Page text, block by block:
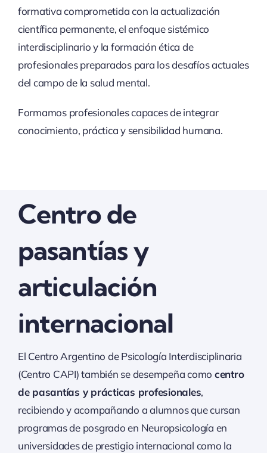
formativa comprometida con la actualización
científica permanente, el enfoque sistémico
interdisciplinario y la formación ética de
profesionales preparados para los desafíos actuales
del campo de la salud mental.
Formamos profesionales capaces de integrar
conocimiento, práctica y sensibilidad humana.
Centro de
pasantías y
articulación
internacional
El Centro Argentino de Psicología Interdisciplinaria
(Centro CAPI) también se desempeña como centro
de pasantías y prácticas profesionales,
recibiendo y acompañando a alumnos que cursan
programas de posgrado en Neuropsicología en
universidades de prestigio internacional como la